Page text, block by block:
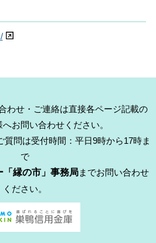
わせ・ご連絡は直接各ページ記載の
お問い合わせください。
質問は受付時間：平日9時から17時ま
で
「縁の市」事務局までお問い合わせ
ください。